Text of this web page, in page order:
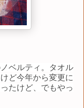
ベルティ。タオル
ど今年から変更に
たけど、でもやっ